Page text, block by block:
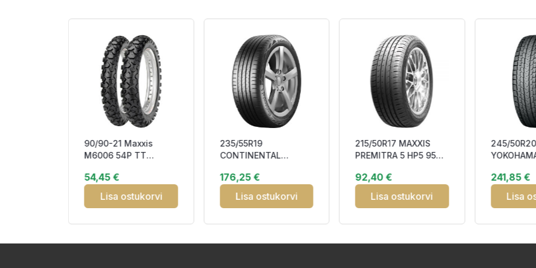
90/90-21 Maxxis
M6006 54P TT
Front
54,45 €
Lisa ostukorvi
235/55R19
CONTINENTAL
101T ABB71
176,25 €
Lisa ostukorvi
215/50R17 MAXXIS
PREMITRA 5 HP5 95W
92,40 €
Lisa ostukorvi
245/50R20
Friction
241,85 €
Lisa